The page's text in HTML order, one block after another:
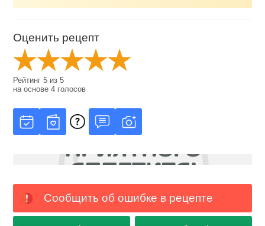
Оценить рецепт
Рейтинг5 из5
на основе4 голосов
Сообщить об ошибке в рецепте